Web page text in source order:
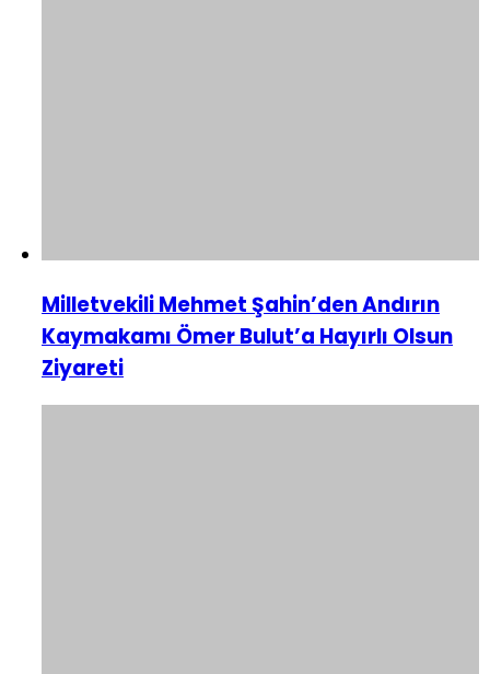
Milletvekili Mehmet Şahin’den Andırın
Kaymakamı Ömer Bulut’a Hayırlı Olsun
Ziyareti